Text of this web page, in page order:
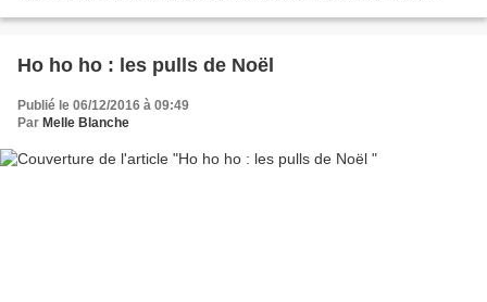
Ho ho ho : les pulls de Noël
Publié le 06/12/2016 à 09:49
Par Melle Blanche